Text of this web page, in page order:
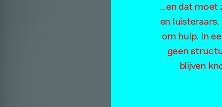
…en dat moet
en
om hulp. In
geen
blijven